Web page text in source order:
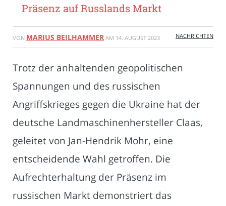
Präsenz auf Russlands Markt
VON MARIUS BEILHAMMER AM 14. AUGUST 2023 NACHRICHTEN
Trotz der anhaltenden geopolitischen
Spannungen und des russischen
Angriffskrieges gegen die Ukraine hat der
deutsche Landmaschinenhersteller Claas,
geleitet von Jan-Hendrik Mohr, eine
entscheidende Wahl getroffen. Die
Aufrechterhaltung der Präsenz im
russischen Markt demonstriert das